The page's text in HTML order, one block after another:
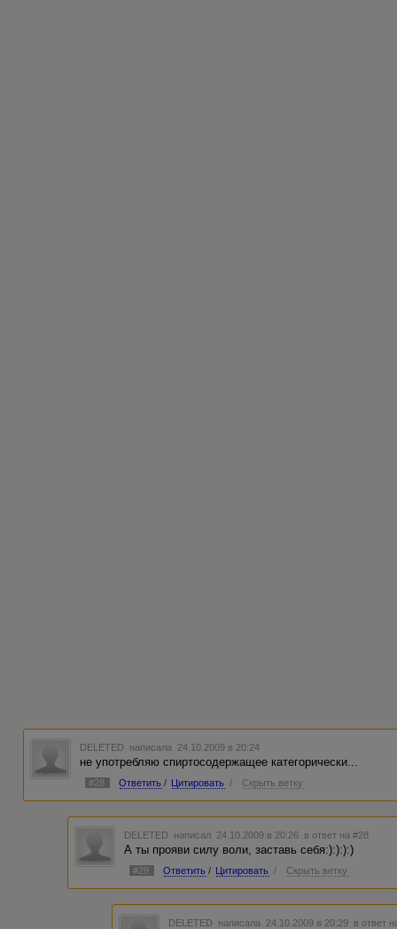
DELETED написала 24.10.2009 в 20:24
не употребляю спиртосодержащее категорически...
#28 Ответить / Цитировать / Скрыть ветку
DELETED написал 24.10.2009 в 20:26 в ответ на #28
А ты прояви силу воли, заставь себя:):):):)
#29 Ответить / Цитировать / Скрыть ветку
DELETED написала 24.10.2009 в 20:29 в ответ